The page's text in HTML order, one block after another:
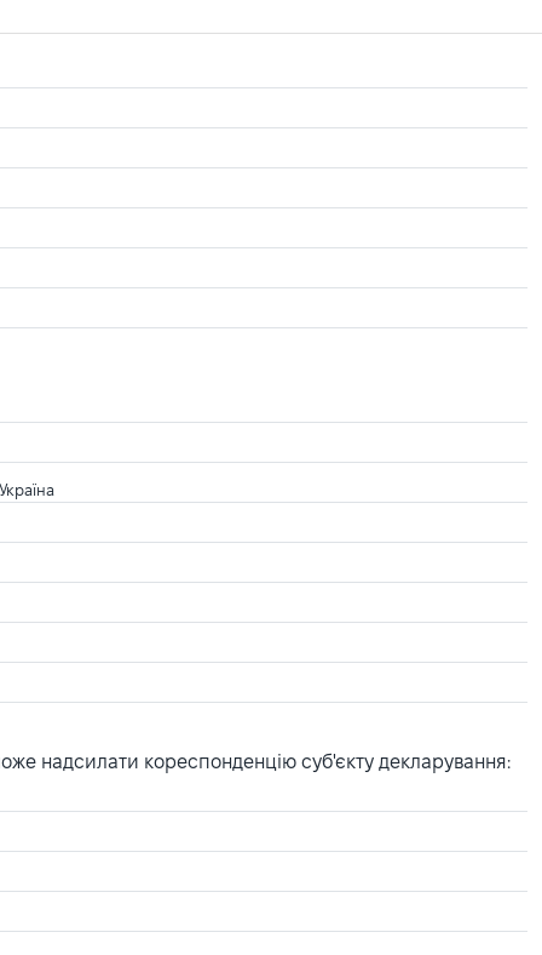
надсилати кореспонденцію суб'єкту декларування: